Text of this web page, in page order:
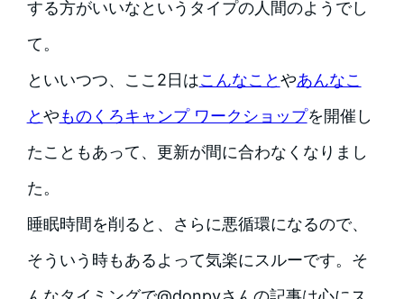
する方がいいなというタイプの人間のようでし
て。
といいつつ、ここ2日はこんなことやあんなこ
とやものくろキャンプ ワークショップを開催し
たこともあって、更新が間に合わなくなりまし
た。
睡眠時間を削ると、さらに悪循環になるので、
そういう時もあるよって気楽にスルーです。そ